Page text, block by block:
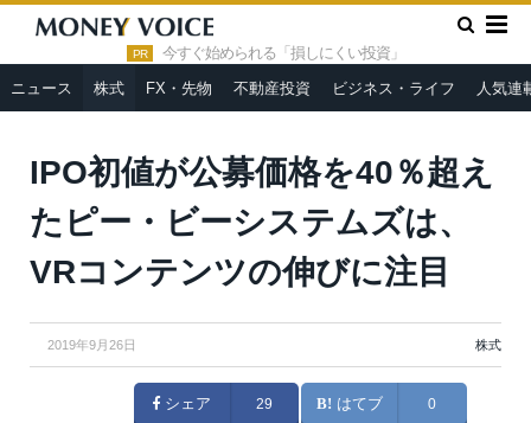
PR 今すぐ始められる「損しにくい投資」
ニュース 株式 FX・先物 不動産投資 ビジネス・ライフ 人気連
HOME » 株式 »
IPO初値が公募価格を40％超えたピー・ビーシ
ステムズは、VRコンテンツの伸びに注目
IPO初値が公募価格を40％超え
たピー・ビーシステムズは、
VRコンテンツの伸びに注目
2019年9月26日 株式
シェア 29 はてブ 0